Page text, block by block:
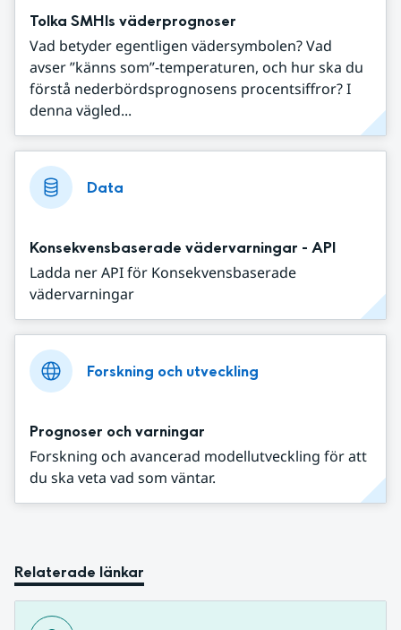
Tolka SMHIs väderprognoser
Vad betyder egentligen vädersymbolen? Vad
avser ”känns som”-temperaturen, och hur ska du
förstå nederbördsprognosens procentsiffror? I
denna vägled...
Data
Konsekvensbaserade vädervarningar - API
Ladda ner API för Konsekvensbaserade
vädervarningar
Forskning och utveckling
Prognoser och varningar
Forskning och avancerad modellutveckling för att
du ska veta vad som väntar.
Relaterade länkar